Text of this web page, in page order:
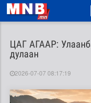
ЦАГ АГААР:
дулаан
2026-07-07 08:17:19